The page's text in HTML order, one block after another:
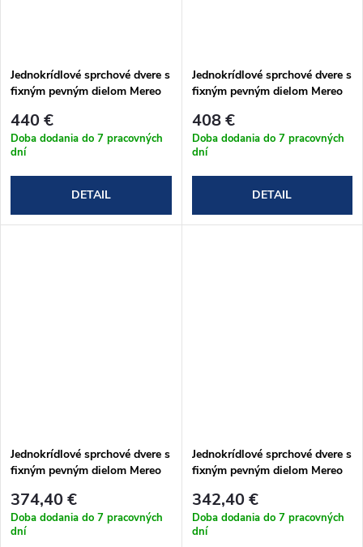
Jednokrídlové sprchové dvere s
fixným pevným dielom Mereo
440 €
Doba dodania do 7 pracovných
dní
DETAIL
Jednokrídlové sprchové dvere s
fixným pevným dielom Mereo
408 €
Doba dodania do 7 pracovných
dní
DETAIL
Jednokrídlové sprchové dvere s
fixným pevným dielom Mereo
374,40 €
Doba dodania do 7 pracovných
dní
Jednokrídlové sprchové dvere s
fixným pevným dielom Mereo
342,40 €
Doba dodania do 7 pracovných
dní